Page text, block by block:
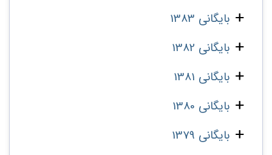
بایگانی 1383
بایگانی 1382
بایگانی 1381
بایگانی 1380
بایگانی 1379